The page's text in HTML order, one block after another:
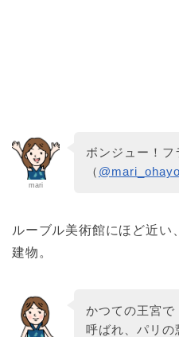
mari
ボンジュー！フ
（
ルーブル美術館にほど近い
建物。
かつての王宮で
呼ばれ、パリの